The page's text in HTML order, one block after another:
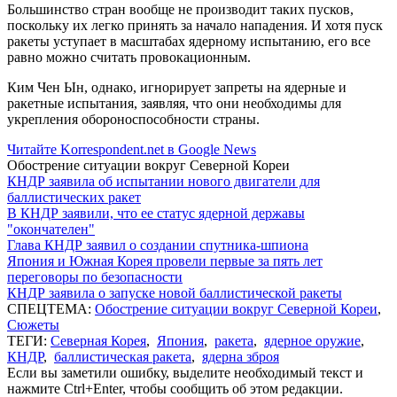
Большинство стран вообще не производит таких пусков,
поскольку их легко принять за начало нападения. И хотя пуск
ракеты уступает в масштабах ядерному испытанию, его все
равно можно считать провокационным.
Ким Чен Ын, однако, игнорирует запреты на ядерные и
ракетные испытания, заявляя, что они необходимы для
укрепления обороноспособности страны.
Читайте Korrespondent.net в Google News
Обострение ситуации вокруг Северной Кореи
КНДР заявила об испытании нового двигатели для
баллистических ракет
В КНДР заявили, что ее статус ядерной державы
"окончателен"
Глава КНДР заявил о создании спутника-шпиона
Япония и Южная Корея провели первые за пять лет
переговоры по безопасности
КНДР заявила о запуске новой баллистической ракеты
СПЕЦТЕМА: Обострение ситуации вокруг Северной Кореи,
Сюжеты
ТЕГИ: Северная Корея, Япония, ракета, ядерное оружие,
КНДР, баллистическая ракета, ядерна зброя
Если вы заметили ошибку, выделите необходимый текст и
нажмите Ctrl+Enter, чтобы сообщить об этом редакции.